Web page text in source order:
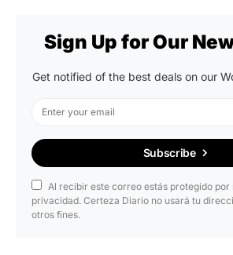
Sign Up for Our
Get notified of the best deals on our
Subscribe
Al recibir este correo estás protegido por
privacidad. Certeza Diario no usará tu
otros fines.